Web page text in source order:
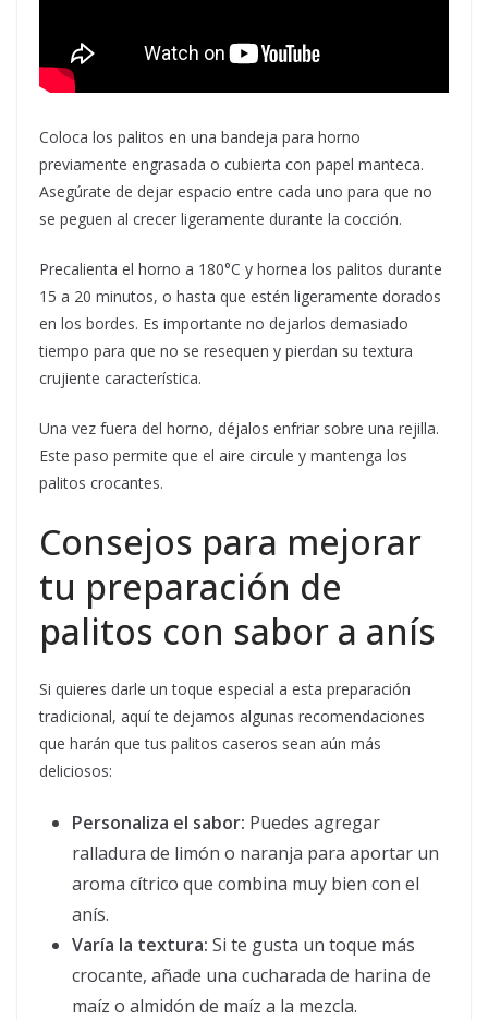
Coloca los palitos en una bandeja para horno
previamente engrasada o cubierta con papel manteca.
Asegúrate de dejar espacio entre cada uno para que no
se peguen al crecer ligeramente durante la cocción.
Precalienta el horno a 180°C y hornea los palitos durante
15 a 20 minutos, o hasta que estén ligeramente dorados
en los bordes. Es importante no dejarlos demasiado
tiempo para que no se resequen y pierdan su textura
crujiente característica.
Una vez fuera del horno, déjalos enfriar sobre una rejilla.
Este paso permite que el aire circule y mantenga los
palitos crocantes.
Consejos para mejorar
tu preparación de
palitos con sabor a anís
Si quieres darle un toque especial a esta preparación
tradicional, aquí te dejamos algunas recomendaciones
que harán que tus palitos caseros sean aún más
deliciosos:
Personaliza el sabor: Puedes agregar
ralladura de limón o naranja para aportar un
aroma cítrico que combina muy bien con el
anís.
Varía la textura: Si te gusta un toque más
crocante, añade una cucharada de harina de
maíz o almidón de maíz a la mezcla.